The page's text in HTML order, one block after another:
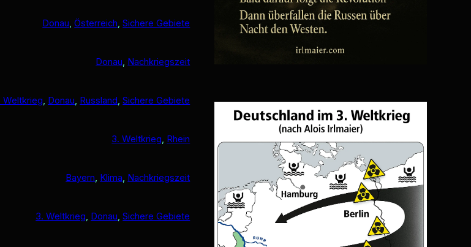
Donau, Österreich, Sichere Gebiete
Donau, Nachkriegszeit
Weltkrieg, Donau, Russland, Sichere Gebiete
3. Weltkrieg, Rhein
Bayern, Klima, Nachkriegszeit
3. Weltkrieg, Donau, Sichere Gebiete